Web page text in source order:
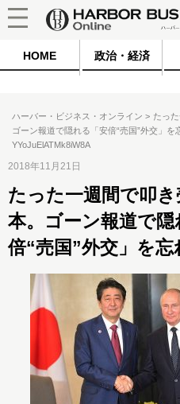
HOME 政治・経済
ハーバー・ビジネス・オンライン
たっ
ゴーン報道で隠れる「安倍“売国”外交」を
YYoJuElATMk8iW8A
2018年11月21日
たった一週間で叩き
本。ゴーン報道で
倍“売国”外交」を忘